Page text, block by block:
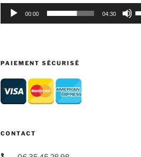
Audio
Player
00:00 04:30
PAIEMENT SÉCURISÉ
CONTACT